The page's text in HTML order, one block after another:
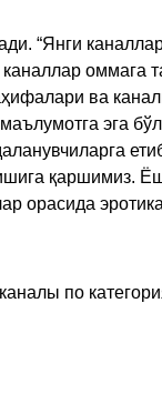
“Янги
оммага
ва
эга
орасида
по